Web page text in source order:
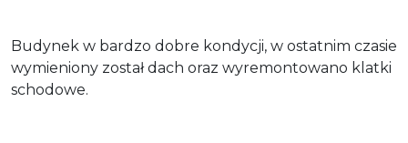
Budynek w bardzo dobre kondycji, w ostatnim czasie
wymieniony został dach oraz wyremontowano klatki
schodowe.